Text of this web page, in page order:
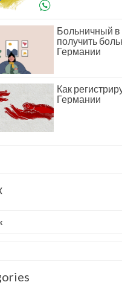
Больничный в
получить
Германии
Как
Германии